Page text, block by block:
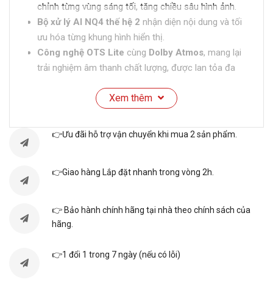
chỉnh từng vùng sáng tối, tăng chiều sâu hình ảnh.
Bộ xử lý AI NQ4 thế hệ 2 nhận diện nội dung và tối
ưu hóa từng khung hình hiển thị.
Công nghệ OTS Lite cùng Dolby Atmos, mang lại
trải nghiệm âm thanh chất lượng, được lan tỏa đa
mang đến giao diện thân thiện, dễ dùng.
điều khiển tiện lợi qua smartphone.
tin
Tivi
Smart Tivi Neo QLED
Xem thêm
👉Ưu đãi hỗ trợ vận chuyển khi mua 2 sản phẩm.
👉Giao hàng Lắp đặt nhanh trong vòng 2h.
👉 Bảo hành chính hãng tại nhà theo chính sách của
hãng.
👉1 đổi 1 trong 7 ngày (nếu có lỗi)